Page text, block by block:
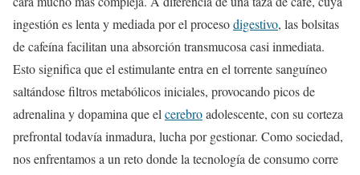
ingestión es lenta y mediada por el procesodigestivo, las bolsitas
de cafeína facilitan una absorción transmucosa casi inmediata.
Esto significa que el estimulante entra en el torrente sanguíneo
saltándose filtros metabólicos iniciales, provocando picos de
adrenalina y dopamina que el cerebroadolescente, con su corteza
prefrontal todavía inmadura, lucha por gestionar. Como sociedad,
nos enfrentamos a un reto donde la tecnología de consumo corre